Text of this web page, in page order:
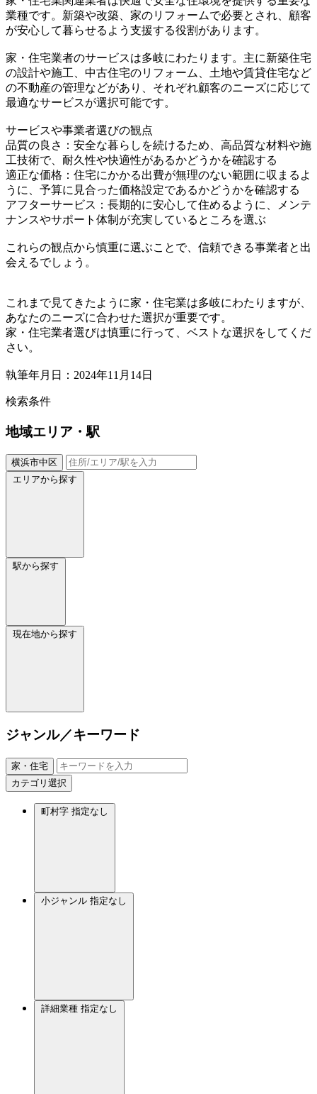
業種です。新築や改築、家のリフォームで必要とされ、顧客
が安心して暮らせるよう支援する役割があります。
家・住宅業者のサービスは多岐にわたります。主に新築住宅
の設計や施工、中古住宅のリフォーム、土地や賃貸住宅など
の不動産の管理などがあり、それぞれ顧客のニーズに応じて
最適なサービスが選択可能です。
サービスや事業者選びの観点
品質の良さ：安全な暮らしを続けるため、高品質な材料や施
工技術で、耐久性や快適性があるかどうかを確認する
適正な価格：住宅にかかる出費が無理のない範囲に収まるよ
うに、予算に見合った価格設定であるかどうかを確認する
アフターサービス：長期的に安心して住めるように、メンテ
ナンスやサポート体制が充実しているところを選ぶ
これらの観点から慎重に選ぶことで、信頼できる事業者と出
会えるでしょう。
これまで見てきたように家・住宅業は多岐にわたりますが、
あなたのニーズに合わせた選択が重要です。
家・住宅業者選びは慎重に行って、ベストな選択をしてくだ
さい。
執筆年月日：2024年11月14日
検索条件
地域エリア・駅
横浜市中区
エリアから探す
駅から探す
現在地から探す
ジャンル／キーワード
家・住宅
カテゴリ選択
町村字 指定なし
小ジャンル 指定なし
詳細業種 指定なし